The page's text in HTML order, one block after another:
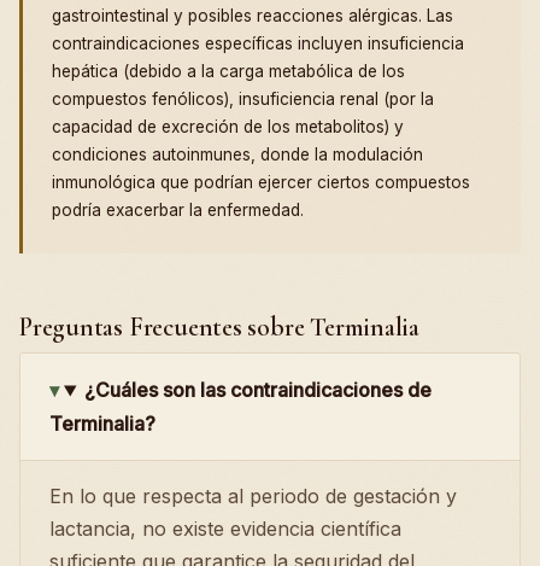
gastrointestinal y posibles reacciones alérgicas. Las
contraindicaciones específicas incluyen insuficiencia
hepática (debido a la carga metabólica de los
compuestos fenólicos), insuficiencia renal (por la
capacidad de excreción de los metabolitos) y
condiciones autoinmunes, donde la modulación
inmunológica que podrían ejercer ciertos compuestos
podría exacerbar la enfermedad.
Preguntas Frecuentes sobre Terminalia
¿Cuáles son las contraindicaciones de
Terminalia?
En lo que respecta al periodo de gestación y
lactancia, no existe evidencia científica